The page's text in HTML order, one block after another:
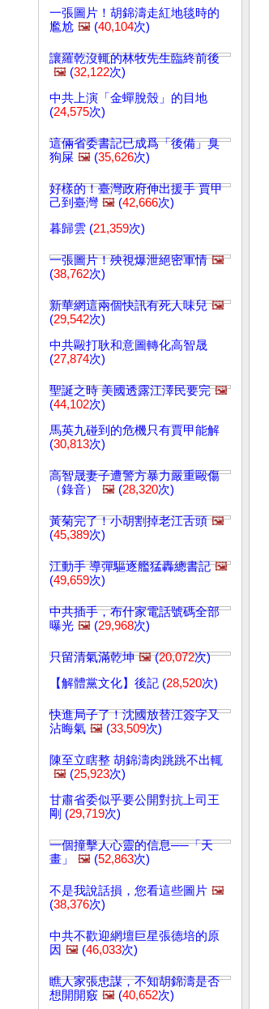
一張圖片！胡錦濤走紅地毯時的
尷尬 🖼️ (40,104次)
讓羅乾沒輒的林牧先生臨終前後
🖼️ (32,122次)
中共上演「金蟬脫殼」的目地
(24,575次)
這倆省委書記已成爲「後備」臭
狗屎 🖼️ (35,626次)
好樣的！臺灣政府伸出援手 賈甲
己到臺灣 🖼️ (42,666次)
暮歸雲 (21,359次)
一張圖片！殃視爆泄絕密軍情 🖼️
(38,762次)
新華網這兩個快訊有死人味兒 🖼️
(29,542次)
中共毆打耿和意圖轉化高智晟
(27,874次)
聖誕之時 美國透露江澤民要完 🖼️
(44,102次)
馬英九碰到的危機只有賈甲能解
(30,813次)
高智晟妻子遭警方暴力嚴重毆傷
（錄音）
🖼️ (28,320次)
黃菊完了！小胡割掉老江舌頭 🖼️
(45,389次)
江動手 導彈驅逐艦猛轟總書記 🖼️
(49,659次)
中共插手，布什家電話號碼全部
曝光 🖼️ (29,968次)
只留清氣滿乾坤 🖼️(20,072次)
【解體黨文化】後記 (28,520次)
快進局子了！沈國放替江簽字又
沾晦氣 🖼️ (33,509次)
陳至立瞎整 胡錦濤肉跳跳不出輒
🖼️ (25,923次)
甘肅省委似乎要公開對抗上司王
剛 (29,719次)
一個撞擊人心靈的信息──「天
畫」
🖼️ (52,863次)
不是我說話損，您看這些圖片 🖼️
(38,376次)
中共不歡迎網壇巨星張德培的原
因 🖼️ (46,033次)
瞧人家張忠謀，不知胡錦濤是否
想開開竅 🖼️ (40,652次)